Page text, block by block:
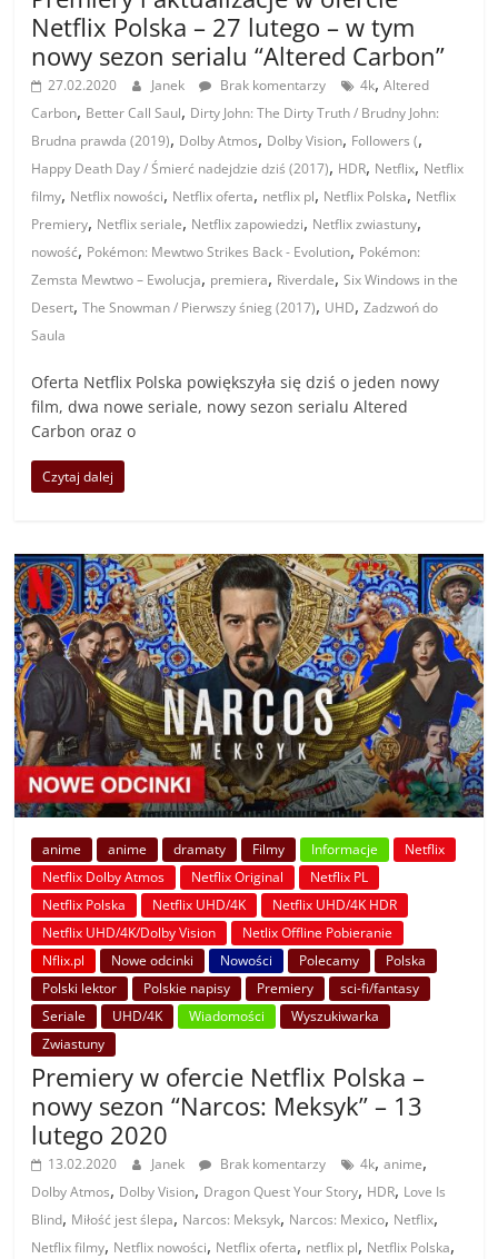
Netflix Polska – 27 lutego – w tym
nowy sezon serialu “Altered Carbon”
27.02.2020 Janek Brak komentarzy 4k,Altered
Carbon, Better Call Saul, Dirty John: The Dirty Truth / Brudny John:
Brudna prawda (2019), Dolby Atmos, Dolby Vision, Followers (,
Happy Death Day / Śmierć nadejdzie dziś (2017), HDR, Netflix, Netflix
filmy, Netflix nowości, Netflix oferta, netflix pl, Netflix Polska, Netflix
Premiery, Netflix seriale, Netflix zapowiedzi, Netflix zwiastuny,
nowość, Pokémon: Mewtwo Strikes Back - Evolution, Pokémon:
Zemsta Mewtwo – Ewolucja, premiera, Riverdale,Six Windows in the
Desert,The Snowman / Pierwszy śnieg (2017), UHD,Zadzwoń do
Saula
Oferta Netflix Polska powiększyła się dziś o jeden nowy
film, dwa nowe seriale, nowy sezon serialu Altered
Carbon oraz o
Czytaj dalej
anime anime dramaty Filmy Informacje
Netflix
Netflix Dolby Atmos
Netflix Original
Netflix PL
Netflix Polska
Netflix UHD/4K
Netflix UHD/4K HDR
Netflix UHD/4K/Dolby Vision
Netlix Offline Pobieranie
Nflix.pl
Nowe odcinki Nowości Polecamy
Polska
Polski lektor
Polskie napisy Premiery
sci-fi/fantasy
Seriale
UHD/4K Wiadomości
Wyszukiwarka
Zwiastuny
Premiery w ofercie Netflix Polska –
nowy sezon “Narcos: Meksyk” – 13
lutego 2020
13.02.2020 Janek Brak komentarzy 4k,anime,
Dolby Atmos, Dolby Vision, Dragon Quest Your Story, HDR, Love Is
Blind, Miłość jest ślepa, Narcos: Meksyk, Narcos: Mexico, Netflix,
Netflix filmy, Netflix nowości, Netflix oferta, netflix pl, Netflix Polska,